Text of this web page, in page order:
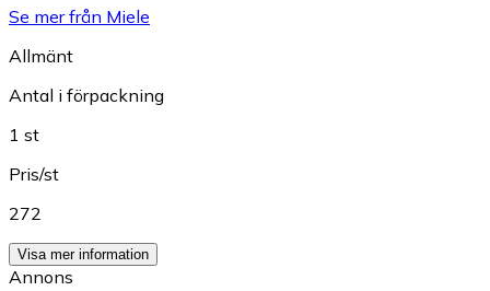
Se mer från Miele
Allmänt
Antal i förpackning
1 st
Pris/st
272
Visa mer information
Annons